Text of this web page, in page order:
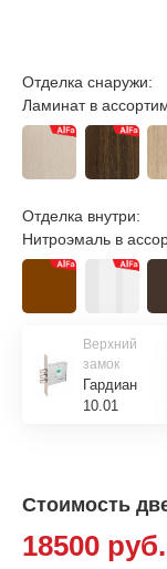
Отделка снаружи:
Ламинат в
Отделка внутри:
Нитроэмаль в
Верхний
замок
Гардиан
10.01
Стоимость
18500 руб.